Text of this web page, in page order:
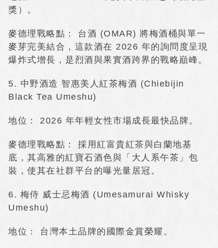
獎）。
麥德理戰略點： 台酒 (OMAR) 將梅酒桶與單一
麥芽完美結合，這款酒在 2026 年的詢問度呈現
爆炸式增長，是烈酒與果實酒跨界的戰略巔峰。
5. 中野酒造 智惠美人紅茶梅酒 (Chiebijin
Black Tea Umeshu)
地位： 2026 年年輕女性市場成長最快品牌。
麥德理戰略點： 採用紅富貴紅茶與白蘭地基
底，其高雅的紅寶石酒色與「大人系午茶」包
裝，使其在社群平台的曝光量居冠。
6. 梅侍 威士忌梅酒 (Umesamurai Whisky
Umeshu)
地位： 台灣本土品牌的國際金賞榮耀。